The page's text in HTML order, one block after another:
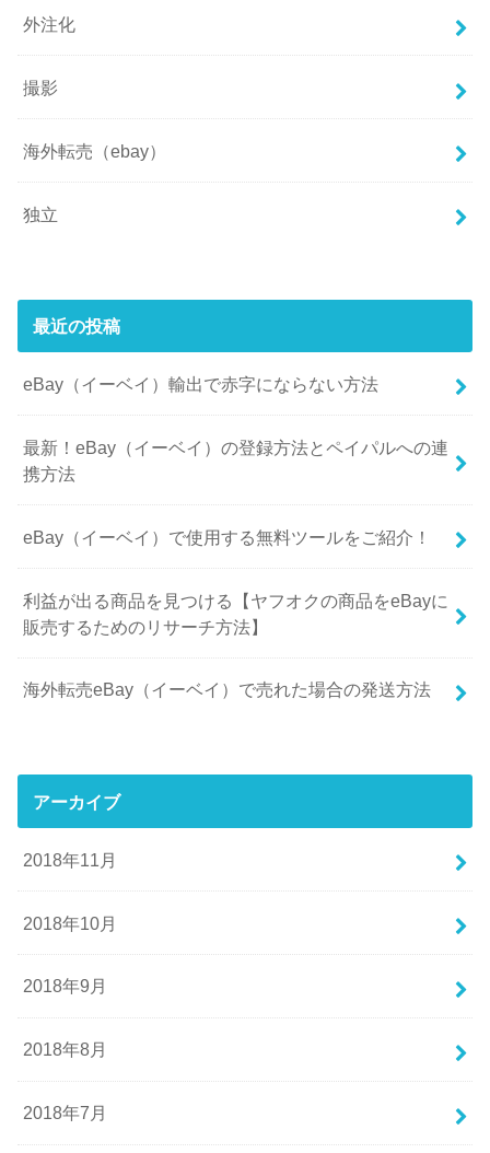
外注化
撮影
海外転売（ebay）
独立
最近の投稿
eBay（イーベイ）輸出で赤字にならない方法
最新！eBay（イーベイ）の登録方法とペイパルへの連
携方法
eBay（イーベイ）で使用する無料ツールをご紹介！
利益が出る商品を見つける【ヤフオクの商品をeBayに
販売するためのリサーチ方法】
海外転売eBay（イーベイ）で売れた場合の発送方法
アーカイブ
2018年11月
2018年10月
2018年9月
2018年8月
2018年7月